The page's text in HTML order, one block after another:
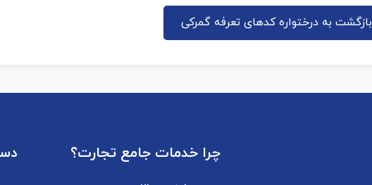
بازگشت به درختواره کدهای تعرفه گمرکی
چرا خدمات جامع تجارت؟